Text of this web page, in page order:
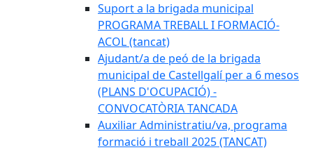
Suport a la brigada municipal
PROGRAMA TREBALL I FORMACIÓ-
ACOL (tancat)
Ajudant/a de peó de la brigada
municipal de Castellgalí per a 6 mesos
(PLANS D'OCUPACIÓ) -
CONVOCATÒRIA TANCADA
Auxiliar Administratiu/va, programa
formació i treball 2025 (TANCAT)